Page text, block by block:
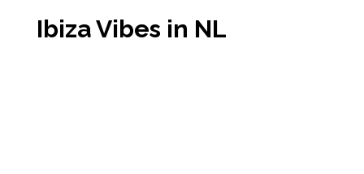
Ibiza Vibes in NL